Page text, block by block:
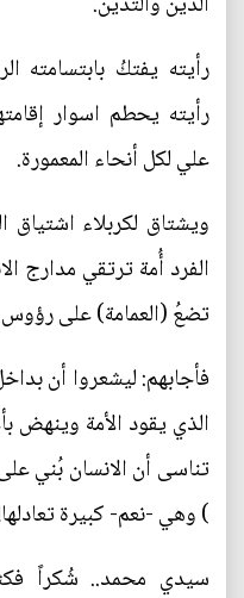
رأيته يفتكُ بابتسامته
رأيته يحطم اسوار
علي لكل أنحاء المعمورة.
ويشتاق لكربلاء اشتياق
الفرد أُمة ترتقي مدارج
تضعُ (العمامة) على رؤوس
فأجابهم: ليشعروا أن
الذي يقود الأمة وينهض
تناسى أن الانسان بُني
) وهي -نعم- كبيرة
سيدي محمد.. شُكراً